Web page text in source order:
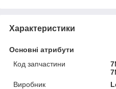
Характеристики
Основні атрибути
Код запчастини
Виробник